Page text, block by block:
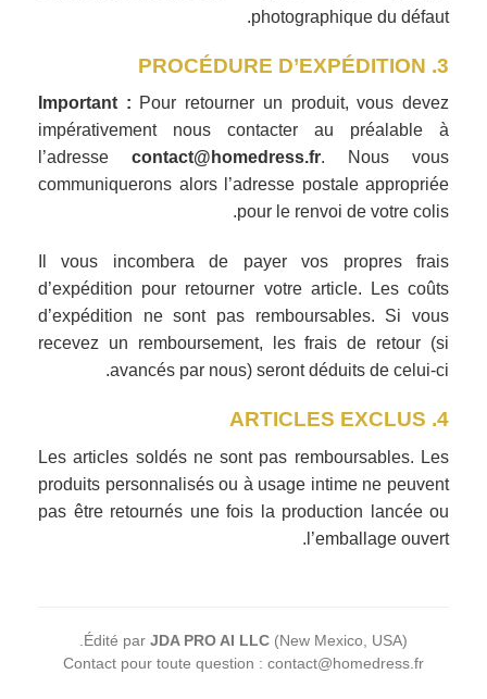
photographique du défaut.
3. PROCÉDURE D’EXPÉDITION
Important : Pour retourner un produit, vous devez
impérativement nous contacter au préalable à
l’adresse contact@homedress.fr. Nous vous
communiquerons alors l’adresse postale appropriée
pour le renvoi de votre colis.
Il vous incombera de payer vos propres frais
d’expédition pour retourner votre article. Les coûts
d’expédition ne sont pas remboursables. Si vous
recevez un remboursement, les frais de retour (si
avancés par nous) seront déduits de celui-ci.
4. ARTICLES EXCLUS
Les articles soldés ne sont pas remboursables. Les
produits personnalisés ou à usage intime ne peuvent
pas être retournés une fois la production lancée ou
l’emballage ouvert.
Édité par JDA PRO AI LLC (New Mexico, USA).
Contact pour toute question : contact@homedress.fr